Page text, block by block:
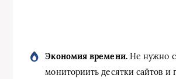
Экономия времени.Не нужно
мониториить десятки сайтов и